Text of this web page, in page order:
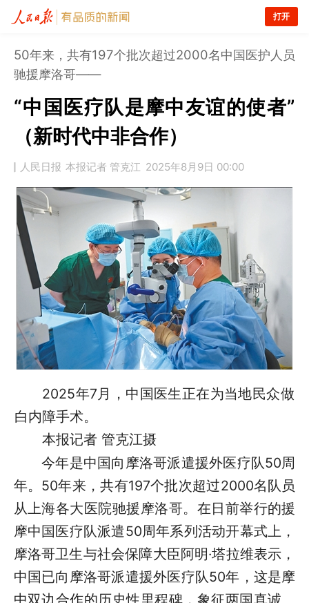
打开
50年来，共有197个批次超过2000名中国医护人员
驰援摩洛哥——
“中国医疗队是摩中友谊的使者”
（新时代中非合作）
人民日报 本报记者 管克江 2025年8月9日 00:00
2025年7月，中国医生正在为当地民众做
白内障手术。
本报记者 管克江摄
今年是中国向摩洛哥派遣援外医疗队50周
年。50年来，共有197个批次超过2000名队员
从上海各大医院驰援摩洛哥。在日前举行的援
摩中国医疗队派遣50周年系列活动开幕式上，
摩洛哥卫生与社会保障大臣阿明·塔拉维表示，
中国已向摩洛哥派遣援外医疗队50年，这是摩
中双边合作的历史性里程碑，象征两国真诚、